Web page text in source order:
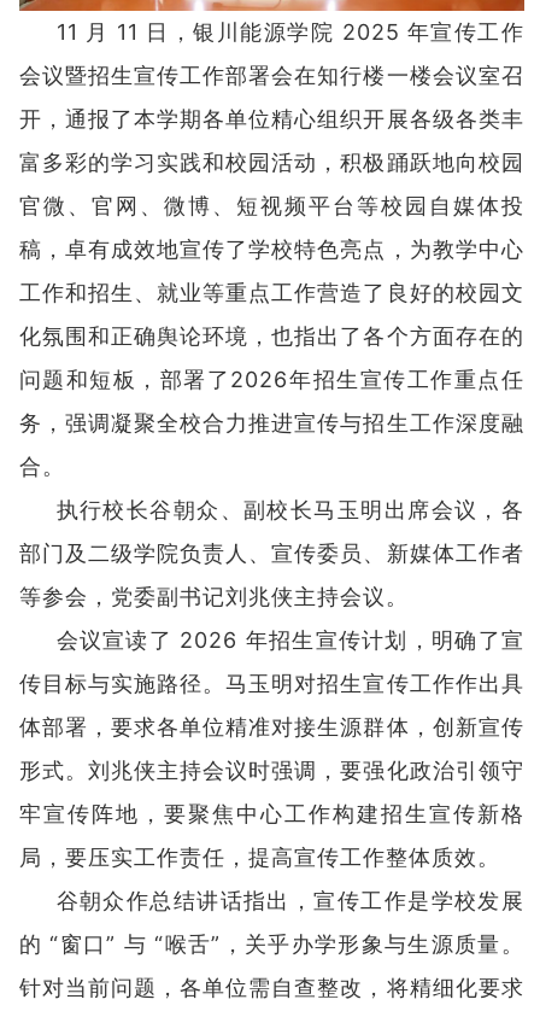
11 月 11 日，银川能源学院 2025 年宣传工作
会议暨招生宣传工作部署会在知行楼一楼会议室召
开，通报了本学期各单位精心组织开展各级各类丰
富多彩的学习实践和校园活动，积极踊跃地向校园
官微、官网、微博、短视频平台等校园自媒体投
稿，卓有成效地宣传了学校特色亮点，为教学中心
工作和招生、就业等重点工作营造了良好的校园文
化氛围和正确舆论环境，也指出了各个方面存在的
问题和短板，部署了2026年招生宣传工作重点任
务，强调凝聚全校合力推进宣传与招生工作深度融
合。
执行校长谷朝众、副校长马玉明出席会议，各
部门及二级学院负责人、宣传委员、新媒体工作者
等参会，党委副书记刘兆侠主持会议。
会议宣读了 2026 年招生宣传计划，明确了宣
传目标与实施路径。马玉明对招生宣传工作作出具
体部署，要求各单位精准对接生源群体，创新宣传
形式。刘兆侠主持会议时强调，要强化政治引领守
牢宣传阵地，要聚焦中心工作构建招生宣传新格
局，要压实工作责任，提高宣传工作整体质效。
谷朝众作总结讲话指出，宣传工作是学校发展
的 “窗口” 与 “喉舌”，关乎办学形象与生源质量。
针对当前问题，各单位需自查整改，将精细化要求